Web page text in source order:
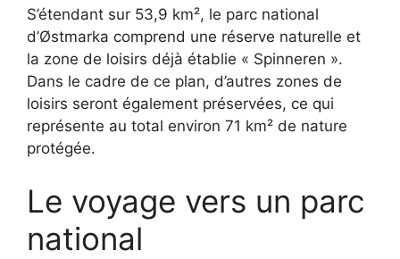
S’étendant sur 53,9 km², le parc national
d’Østmarka comprend une réserve naturelle et
la zone de loisirs déjà établie « Spinneren ».
Dans le cadre de ce plan, d’autres zones de
loisirs seront également préservées, ce qui
représente au total environ 71 km² de nature
protégée.
Le voyage vers un parc
national